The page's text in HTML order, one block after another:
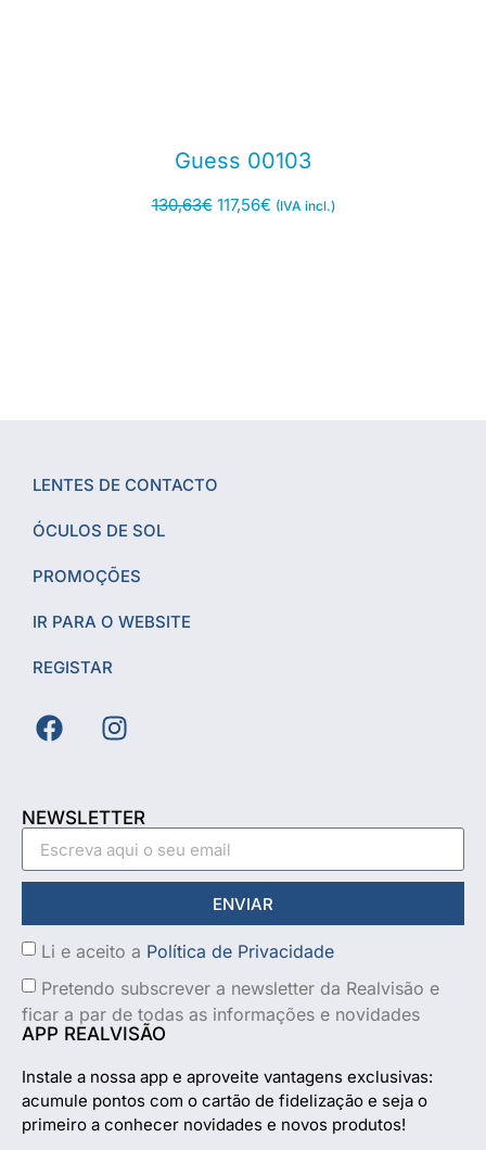
Guess 00103
130,63€ 117,56€ (IVA incl.)
LENTES DE CONTACTO
ÓCULOS DE SOL
PROMOÇÕES
IR PARA O WEBSITE
REGISTAR
NEWSLETTER
Li e aceito a Política de Privacidade
Pretendo subscrever a newsletter da Realvisão e
ficar a par de todas as informações e novidades
ENVIAR
APP REALVISÃO
Instale a nossa app e aproveite vantagens exclusivas:
acumule pontos com o cartão de fidelização e seja o
primeiro a conhecer novidades e novos produtos!